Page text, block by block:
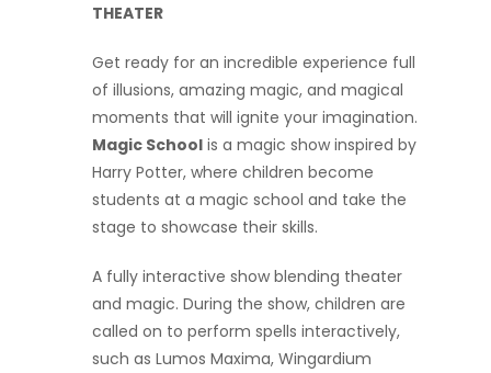
THEATER
Get ready for an incredible experience full
of illusions, amazing magic, and magical
moments that will ignite your imagination.
Magic School is a magic show inspired by
Harry Potter, where children become
students at a magic school and take the
stage to showcase their skills.
A fully interactive show blending theater
and magic. During the show, children are
called on to perform spells interactively,
such as Lumos Maxima, Wingardium